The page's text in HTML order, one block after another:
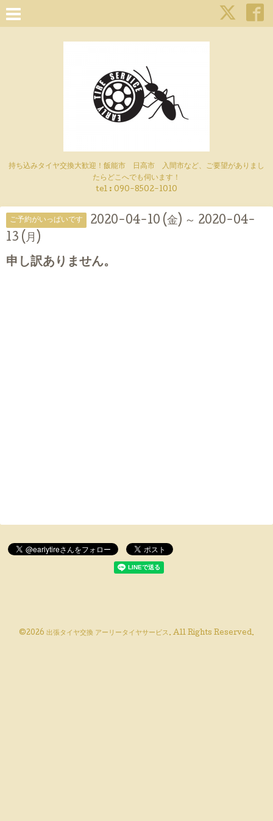
持ち込みタイヤ交換大歓迎！飯能市 日高市 入間市など、ご要望がありまし
たらどこへでも伺います！
tel : 090-8502-1010
ご予約がいっぱいです
2020-04-10 (金) ～ 2020-04-
13 (月)
申し訳ありません。
©2026 出張タイヤ交換 アーリータイヤサービス. All Rights Reserved.